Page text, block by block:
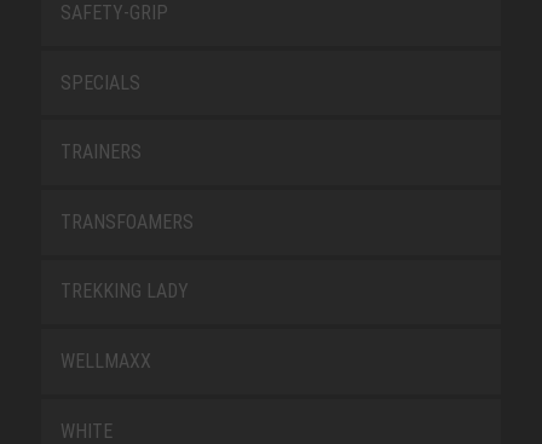
SAFETY-GRIP
SPECIALS
TRAINERS
TRANSFOAMERS
TREKKING LADY
WELLMAXX
WHITE